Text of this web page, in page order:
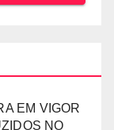
EM VIGOR
NO